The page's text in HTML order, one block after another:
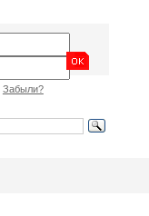
Забыли?